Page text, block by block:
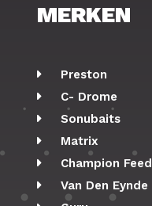
MERKEN
Preston
C- Drome
Sonubaits
Matrix
Champion Feed
Van Den Eynde